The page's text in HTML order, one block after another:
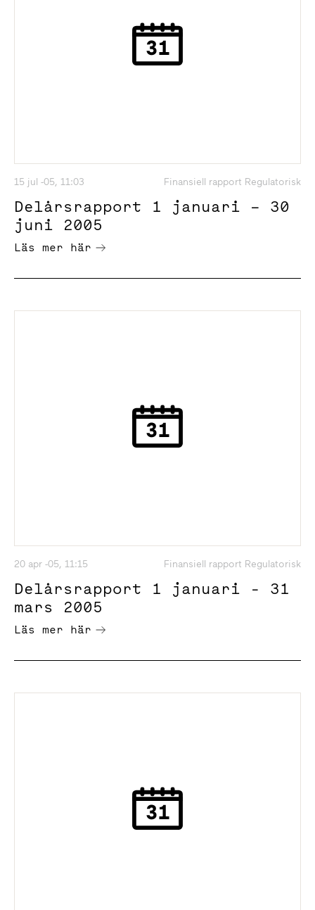
15 jul -05, 11:03 Finansiell rapport Regulatorisk
Delårsrapport 1 januari – 30
juni 2005
Läs mer här
20 apr -05, 11:15 Finansiell rapport Regulatorisk
Delårsrapport 1 januari - 31
mars 2005
Läs mer här